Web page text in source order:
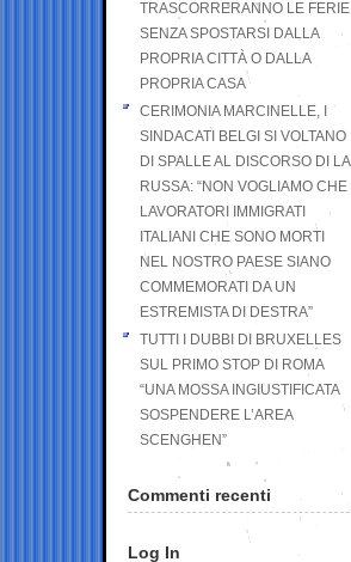
TRASCORRERANNO LE FERIE
SENZA SPOSTARSI DALLA
PROPRIA CITTÀ O DALLA
PROPRIA CASA
CERIMONIA MARCINELLE, I
SINDACATI BELGI SI VOLTANO
DI SPALLE AL DISCORSO DI LA
RUSSA: “NON VOGLIAMO CHE
LAVORATORI IMMIGRATI
ITALIANI CHE SONO MORTI
NEL NOSTRO PAESE SIANO
COMMEMORATI DA UN
ESTREMISTA DI DESTRA”
TUTTI I DUBBI DI BRUXELLES
SUL PRIMO STOP DI ROMA
“UNA MOSSA INGIUSTIFICATA
SOSPENDERE L’AREA
SCENGHEN”
Commenti recenti
Log In